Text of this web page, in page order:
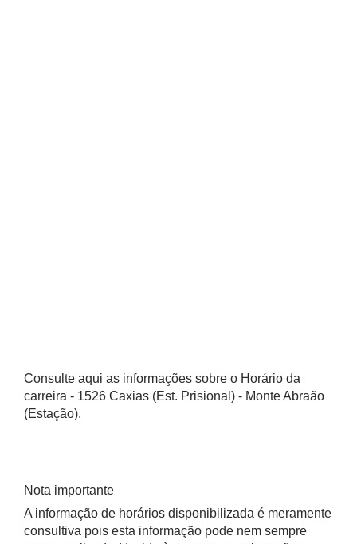
Consulte aqui as informações sobre o Horário da
carreira - 1526 Caxias (Est. Prisional) - Monte Abraão
(Estação).
Nota importante
A informação de horários disponibilizada é meramente
consultiva pois esta informação pode nem sempre